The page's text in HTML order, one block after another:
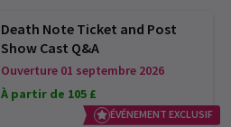
Death Note Ticket and Post
Show Cast Q&A
Ouverture 01 septembre 2026
À partir de 105 £
ÉVÉNEMENT EXCLUSIF